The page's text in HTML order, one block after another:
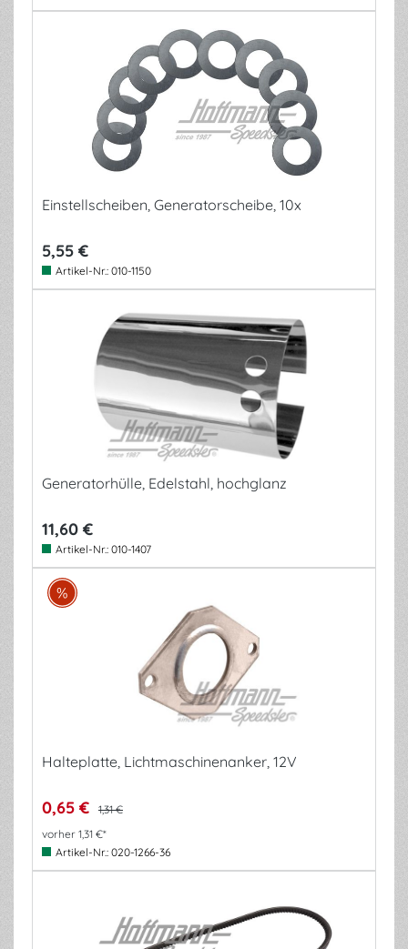
Einstellscheiben, Generatorscheibe, 10x
5,55 €
Artikel-Nr.: 010-1150
Generatorhülle, Edelstahl, hochglanz
11,60 €
Artikel-Nr.: 010-1407
Halteplatte, Lichtmaschinenanker, 12V
0,65 €
1,31 €
vorher 1,31 €*
Artikel-Nr.: 020-1266-36